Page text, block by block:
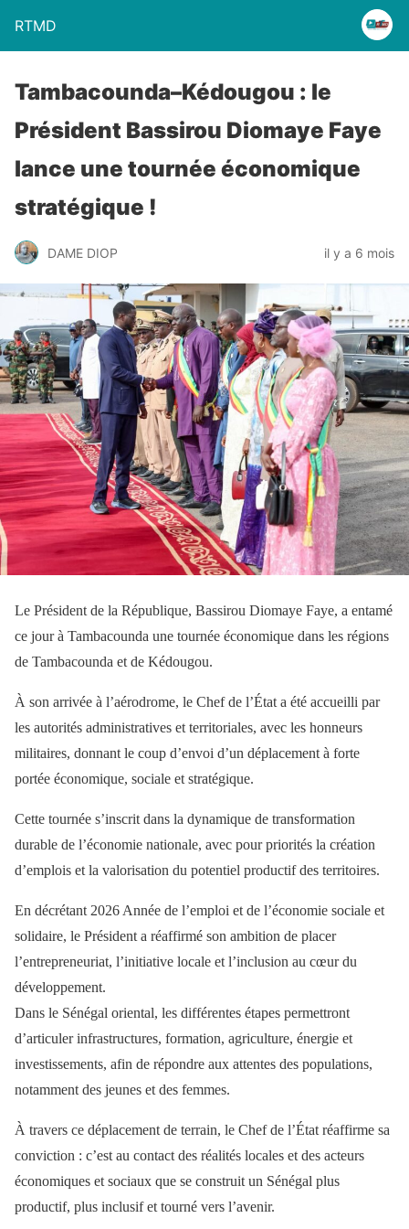
RTMD
Tambacounda–Kédougou : le
Président Bassirou Diomaye Faye
lance une tournée économique
stratégique !
DAME DIOP il y a 6 mois
Le Président de la République, Bassirou Diomaye Faye, a entamé
ce jour à Tambacounda une tournée économique dans les régions
de Tambacounda et de Kédougou.
À son arrivée à l’aérodrome, le Chef de l’État a été accueilli par
les autorités administratives et territoriales, avec les honneurs
militaires, donnant le coup d’envoi d’un déplacement à forte
portée économique, sociale et stratégique.
Cette tournée s’inscrit dans la dynamique de transformation
durable de l’économie nationale, avec pour priorités la création
d’emplois et la valorisation du potentiel productif des territoires.
En décrétant 2026 Année de l’emploi et de l’économie sociale et
solidaire, le Président a réaffirmé son ambition de placer
l’entrepreneuriat, l’initiative locale et l’inclusion au cœur du
développement.
Dans le Sénégal oriental, les différentes étapes permettront
d’articuler infrastructures, formation, agriculture, énergie et
investissements, afin de répondre aux attentes des populations,
notamment des jeunes et des femmes.
À travers ce déplacement de terrain, le Chef de l’État réaffirme sa
conviction : c’est au contact des réalités locales et des acteurs
économiques et sociaux que se construit un Sénégal plus
productif, plus inclusif et tourné vers l’avenir.